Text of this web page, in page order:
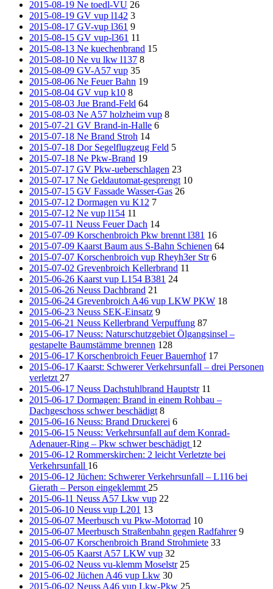
2015-08-19 Ne toedl-VU 26
2015-08-19 GV vup l142 3
2015-08-17 GV-vup l361 9
2015-08-15 GV vup-l361 11
2015-08-13 Ne kuechenbrand 15
2015-08-10 Ne vu lkw l137 8
2015-08-09 GV-A57 vup 35
2015-08-06 Ne Feuer Bahn 19
2015-08-04 GV vup k10 8
2015-08-03 Jue Brand-Feld 64
2015-08-03 Ne A57 holzheim vup 8
2015-07-21 GV Brand-in-Halle 6
2015-07-18 Ne Brand Stroh 14
2015-07-18 Dor Segelflugzeug Feld 5
2015-07-18 Ne Pkw-Brand 19
2015-07-17 GV Pkw-ueberschlagen 23
2015-07-17 Ne Geldautomat-gesprengt 10
2015-07-15 GV Fassade Wasser-Gas 26
2015-07-12 Dormagen vu K12 7
2015-07-12 Ne vup l154 11
2015-07-11 Neuss Feuer Dach 14
2015-07-09 Korschenbroich Pkw brennt l381 16
2015-07-09 Kaarst Baum aus S-Bahn Schienen 64
2015-07-07 Korschenbroich vup Rheyh3er Str 6
2015-07-02 Grevenbroich Kellerbrand 11
2015-06-26 Kaarst vup L154 B381 24
2015-06-26 Neuss Dachbrand 21
2015-06-24 Grevenbroich A46 vup LKW PKW 18
2015-06-23 Neuss SEK-Einsatz 9
2015-06-21 Neuss Kellerbrand Verpuffung 87
2015-06-17 Neuss: Naturschutzgebiet Ölgangsinsel –
gestapelte Baumstämme brennen 128
2015-06-17 Korschenbroich Feuer Bauernhof 17
2015-06-17 Kaarst: Schwerer Verkehrsunfall – drei Personen
verletzt27
2015-06-17 Neuss Dachstuhlbrand Hauptstr 11
2015-06-17 Dormagen: Brand in einem Rohbau –
Dachgeschoss schwer beschädigt 8
2015-06-16 Neuss: Brand Druckerei 6
2015-06-15 Neuss: Verkehrsunfall auf dem Konrad-
Adenauer-Ring – Pkw schwer beschädigt 12
2015-06-12 Rommerskirchen: 2 leicht Verletzte bei
Verkehrsunfall 16
2015-06-12 Jüchen: Schwerer Verkehrsunfall – L116 bei
Gierath – Person eingeklemmt25
2015-06-11 Neuss A57 Lkw vup 22
2015-06-10 Neuss vup L201 13
2015-06-07 Meerbusch vu Pkw-Motorrad 10
2015-06-07 Meerbusch Straßenbahn gegen Radfahrer 9
2015-06-07 Korschenbroich Brand Strohmiete 33
2015-06-05 Kaarst A57 LKW vup 32
2015-06-02 Neuss vu-klemm Moselstr 25
2015-06-02 Jüchen A46 vup Lkw 30
2015-06-02 Neuss A46 vup Lkw-Pkw 25